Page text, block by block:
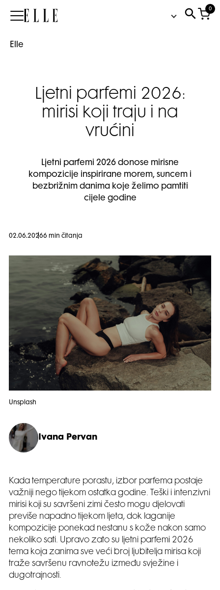
Elle
0
Elle
Ljetni parfemi 2026:
mirisi koji traju i na
vrućini
Ljetni parfemi 2026 donose mirisne
kompozicije inspirirane morem, suncem i
bezbrižnim danima koje želimo pamtiti
cijele godine
02.06.20266 min čitanja
Unsplash
Ivana Pervan
Kada temperature porastu, izbor parfema postaje
važniji nego tijekom ostatka godine. Teški i intenzivni
mirisi koji su savršeni zimi često mogu djelovati
previše napadno tijekom ljeta, dok laganije
kompozicije ponekad nestanu s kože nakon samo
nekoliko sati. Upravo zato su ljetni parfemi 2026
tema koja zanima sve veći broj ljubitelja mirisa koji
traže savršenu ravnotežu između svježine i
dugotrajnosti.